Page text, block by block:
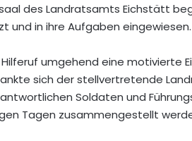
des Landratsamts Eichstätt
in ihre Aufgaben eingewiesen.
umgehend eine motivierte
sich der stellvertretende
Soldaten und
Tagen zusammengestellt